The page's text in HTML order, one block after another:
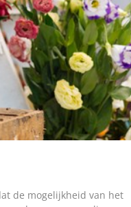
de mogelijkheid van het